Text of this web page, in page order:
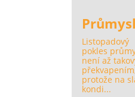
Listopadový
pokles
není až
protože na
kondi...